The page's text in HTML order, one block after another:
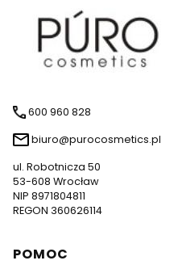
600 960 828
biuro@purocosmetics.pl
ul. Robotnicza 50
53-608 Wrocław
NIP 8971804811
REGON 360626114
Linki w stopce
POMOC